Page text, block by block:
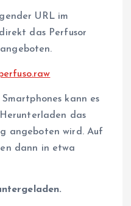
URL im
das Perfusor
kann es
das
angeboten wird. Auf
dann in etwa